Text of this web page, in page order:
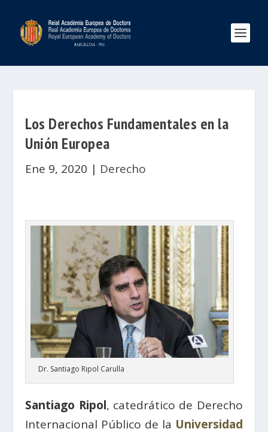
Los Derechos Fundamentales en la
Unión Europea
Ene 9, 2020 | Derecho
Dr. Santiago Ripol Carulla
Santiago Ripol, catedrático de Derecho
Internacional Público de la Universidad